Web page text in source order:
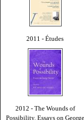
2011 - Études
2012 - The Wounds of
Possibility. Essays on George